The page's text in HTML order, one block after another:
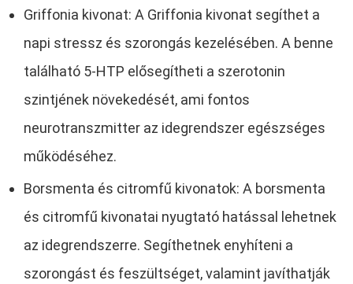
Griffonia kivonat: A Griffonia kivonat segíthet a
napi stressz és szorongás kezelésében. A benne
található 5-HTP elősegítheti a szerotonin
szintjének növekedését, ami fontos
neurotranszmitter az idegrendszer egészséges
működéséhez.
Borsmenta és citromfű kivonatok: A borsmenta
és citromfű kivonatai nyugtató hatással lehetnek
az idegrendszerre. Segíthetnek enyhíteni a
szorongást és feszültséget, valamint javíthatják